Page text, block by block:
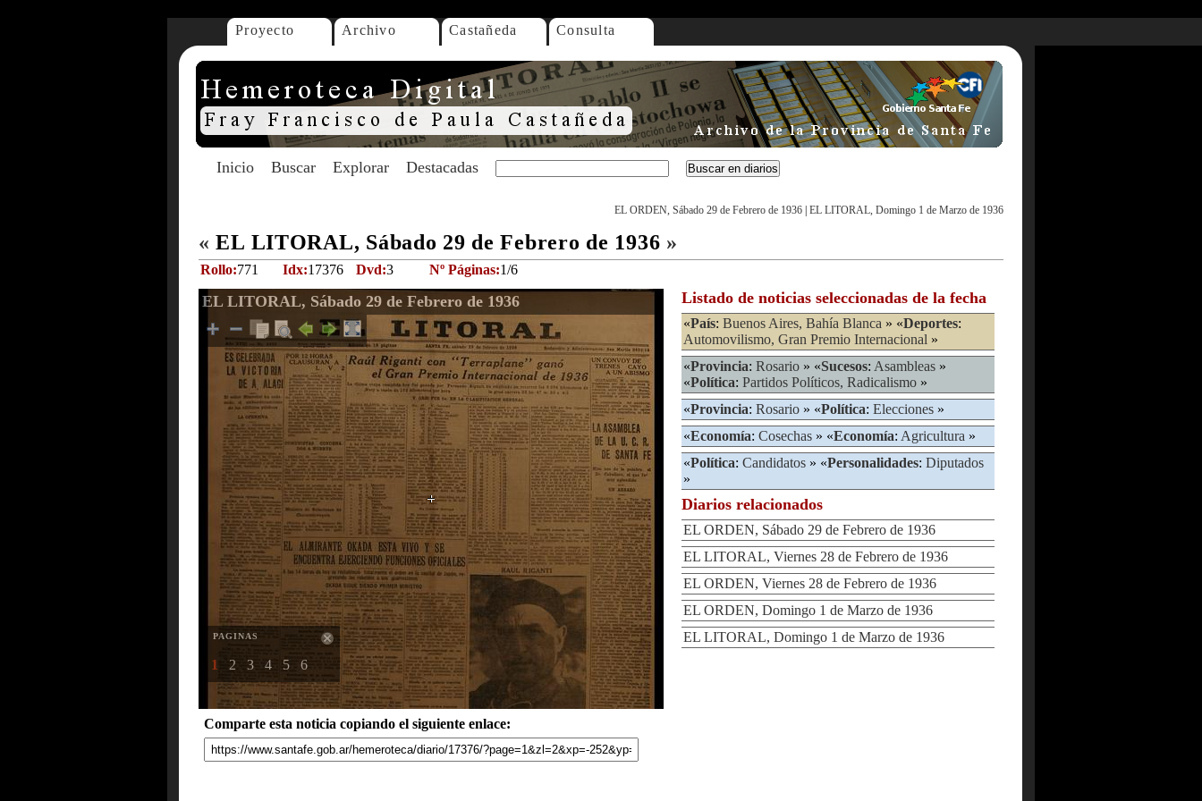
Proyecto Archivo Castañeda Consulta
Inicio Buscar Explorar Destacadas
EL ORDEN, Sábado 29 de Febrero de 1936 EL LITORAL, Domingo 1 de Marzo de 1936
« EL LITORAL, Sábado 29 de Febrero de 1936 »
Rollo:771 Idx:17376 Dvd:3 Nº Páginas:1/6
EL LITORAL, Sábado 29 de Febrero de 1936
PAGINAS
1 2 3 4 5 6
Comparte esta noticia copiando el siguiente enlace:
Listado de noticias seleccionadas de la fecha
«País: Buenos Aires, Bahía Blanca » «Deportes:
Automovilismo, Gran Premio Internacional »
«Provincia: Rosario » «Sucesos: Asambleas »
«Política: Partidos Políticos, Radicalismo »
«Provincia: Rosario » «Política: Elecciones »
«Economía: Cosechas » «Economía: Agricultura »
«Política: Candidatos » «Personalidades: Diputados
»
Diarios relacionados
EL ORDEN, Sábado 29 de Febrero de 1936
EL LITORAL, Viernes 28 de Febrero de 1936
EL ORDEN, Viernes 28 de Febrero de 1936
EL ORDEN, Domingo 1 de Marzo de 1936
EL LITORAL, Domingo 1 de Marzo de 1936